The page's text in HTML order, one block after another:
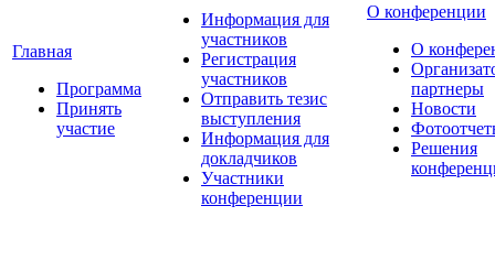
Главная
Программа
Принять
участие
Информация для
участников
Регистрация
участников
Отправить тезис
выступления
Информация для
докладчиков
Участники
конференции
О конференции
О
партнеры
Новости
Решения